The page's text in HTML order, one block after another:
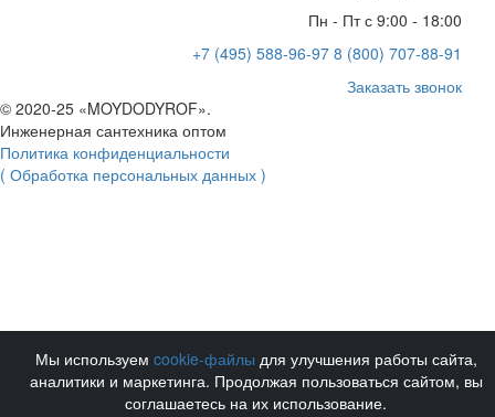
Пн - Пт с 9:00 - 18:00
+7 (495) 588-96-97 8 (800) 707-88-91
Заказать звонок
© 2020-25 «MOYDODYROF».
Инженерная сантехника оптом
Политика конфиденциальности
( Обработка персональных данных )
Мы используем cookie-файлы для улучшения работы сайта,
аналитики и маркетинга. Продолжая пользоваться сайтом, вы
соглашаетесь на их использование.